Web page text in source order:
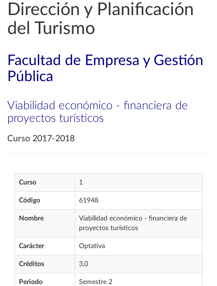
Dirección y Planificación
del Turismo
Facultad de Empresa y Gestión
Pública
Viabilidad económico - financiera de
proyectos turísticos
Curso 2017-2018
Curso 1
Código 61948
Nombre
Viabilidad económico - financiera de
proyectos turísticos
Carácter Optativa
Créditos 3,0
Periodo Semestre 2